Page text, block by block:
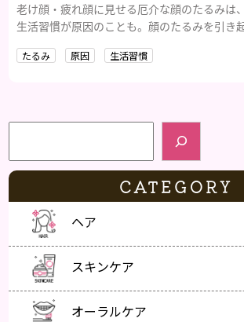
老け顔・疲れ顔に見せる厄介な顔のたるみは
生活習慣が原因のことも。顔のたるみを引き
たるみ 原因 生活習慣
検索
CATEGORY
ヘア
スキンケア
オーラルケア